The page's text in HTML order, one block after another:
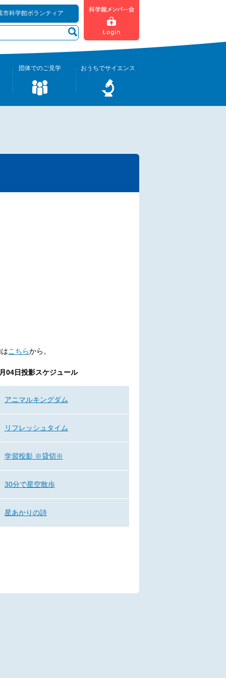
市科学館ボランティア
団体でのご見学 おうちでサイエンス
こちらから。
04日投影スケジュール
アニマルキングダム
リフレッシュタイム
学習投影 ※貸切※
30分で星空散歩
星あかりの詩